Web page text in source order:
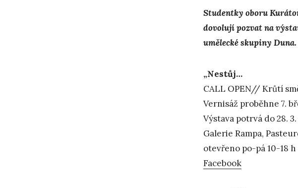
Studentky oboru
dovolují pozvat na
umělecké skupiny Duna.
„Nestůj…
CALL OPEN// Krůtí
Vernisáž proběhne 7.
Výstava potrvá do 28. 3.
Galerie Rampa,
otevřeno po-pá 10-18 h
Facebook